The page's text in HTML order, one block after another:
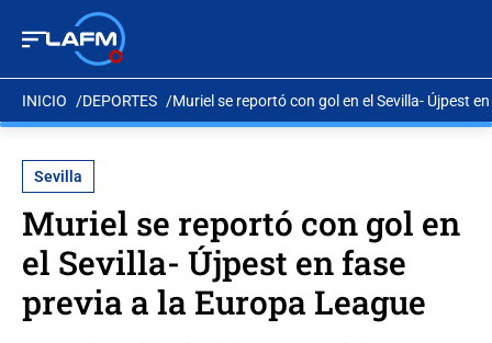
INICIO DEPORTES Muriel se reportó con gol en el Sevilla- Újpest
Sevilla
Muriel se reportó con gol en
el Sevilla- Újpest en fase
previa a la Europa League